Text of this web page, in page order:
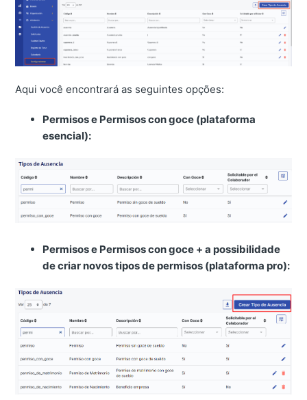
Aqui você encontrará as seguintes opções:
Permisos e Permisos con goce (plataforma
esencial):
Permisos e Permisos con goce + a possibilidade
de criar novos tipos de permisos (plataforma pro):